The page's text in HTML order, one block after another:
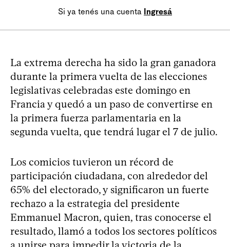
Si ya tenés una cuenta Ingresá
La extrema derecha ha sido la gran ganadora
durante la primera vuelta de las elecciones
legislativas celebradas este domingo en
Francia y quedó a un paso de convertirse en
la primera fuerza parlamentaria en la
segunda vuelta, que tendrá lugar el 7 de julio.
Los comicios tuvieron un récord de
participación ciudadana, con alrededor del
65% del electorado, y significaron un fuerte
rechazo a la estrategia del presidente
Emmanuel Macron, quien, tras conocerse el
resultado, llamó a todos los sectores políticos